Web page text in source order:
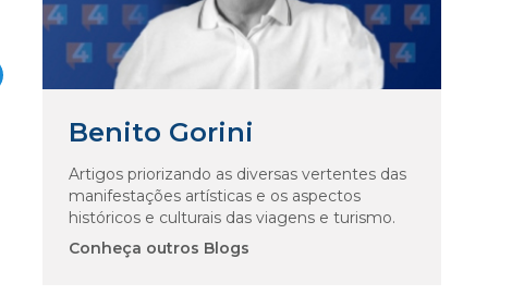
Benito Gorini
Artigos priorizando as diversas vertentes das
manifestações artísticas e os aspectos
históricos e culturais das viagens e turismo.
Conheça outros Blogs